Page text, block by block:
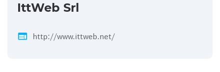
IttWeb Srl
web http://www.ittweb.net/